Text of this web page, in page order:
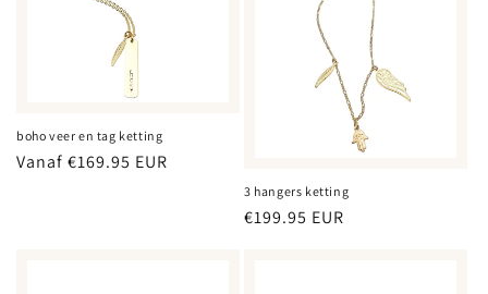
boho veer en tag ketting
Normale
Vanaf €169.95 EUR
3 hangers ketting
Normale
€199.95 EUR